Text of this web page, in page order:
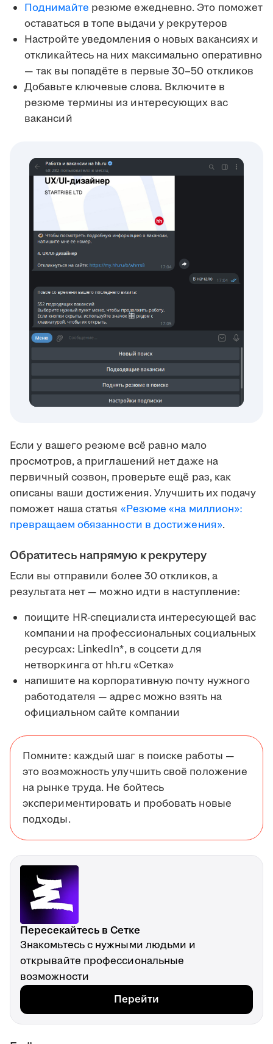
Поднимайте резюме ежедневно. Это поможет
оставаться в топе выдачи у рекрутеров
Настройте уведомления о новых вакансиях и
откликайтесь на них максимально оперативно
— так вы попадёте в первые 30–50 откликов
Добавьте ключевые слова. Включите в
резюме термины из интересующих вас
вакансий
Если у вашего резюме всё равно мало
просмотров, а приглашений нет даже на
первичный созвон, проверьте ещё раз, как
описаны ваши достижения. Улучшить их подачу
поможет наша статья «Резюме «на миллион»:
превращаем обязанности в достижения».
Обратитесь напрямую к рекрутеру
Если вы отправили более 30 откликов, а
результата нет — можно идти в наступление:
поищите HR-специалиста интересующей вас
компании на профессиональных социальных
ресурсах: LinkedIn*, в соцсети для
нетворкинга от hh.ru «Сетка»
напишите на корпоративную почту нужного
работодателя — адрес можно взять на
официальном сайте компании
Помните: каждый шаг в поиске работы —
это возможность улучшить своё положение
на рынке труда. Не бойтесь
экспериментировать и пробовать новые
подходы.
Пересекайтесь в Сетке
Знакомьтесь с нужными людьми и
открывайте профессиональные
возможности
Перейти